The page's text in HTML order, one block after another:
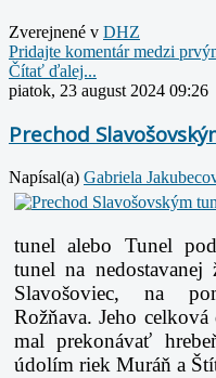
Zverejnené v DHZ
Pridajte komentár medzi
Čítať ďalej...
piatok, 23 august 2024 09:26
Prechod
Napísal(a) Gabriela
tunel alebo Tunel
tunel na
Slavošoviec, na
Rožňava. Jeho
mal prekonávať
údolím riek Muráň a